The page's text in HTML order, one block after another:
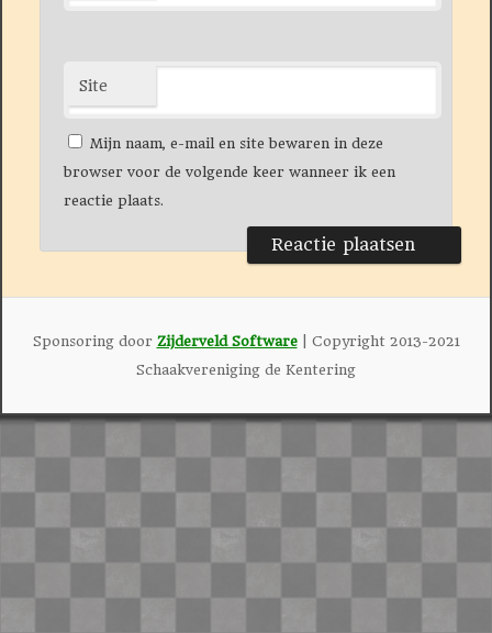
Site
Mijn naam, e-mail en site bewaren in deze
browser voor de volgende keer wanneer ik een
reactie plaats.
Sponsoring door Zijderveld Software| Copyright 2013-2021
Schaakvereniging de Kentering